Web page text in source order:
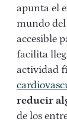
apunta el
mundo
accesible
facilita
actividad
reducir
de los